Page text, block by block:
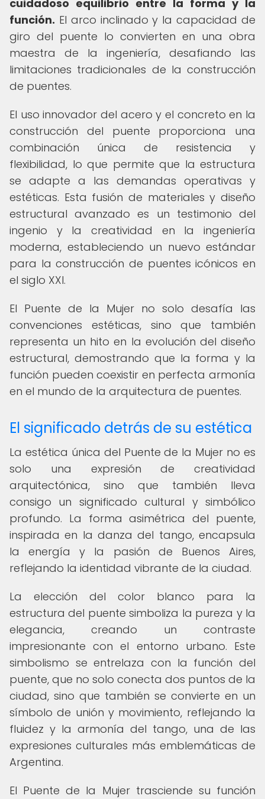
cuidadoso equilibrio entre la forma y la
función. El arco inclinado y la capacidad de
giro del puente lo convierten en una obra
maestra de la ingeniería, desafiando las
limitaciones tradicionales de la construcción
de puentes.
El uso innovador del acero y el concreto en la
construcción del puente proporciona una
combinación única de resistencia y
flexibilidad, lo que permite que la estructura
se adapte a las demandas operativas y
estéticas. Esta fusión de materiales y diseño
estructural avanzado es un testimonio del
ingenio y la creatividad en la ingeniería
moderna, estableciendo un nuevo estándar
para la construcción de puentes icónicos en
el siglo XXI.
El Puente de la Mujer no solo desafía las
convenciones estéticas, sino que también
representa un hito en la evolución del diseño
estructural, demostrando que la forma y la
función pueden coexistir en perfecta armonía
en el mundo de la arquitectura de puentes.
El significado detrás de su estética
La estética única del Puente de la Mujer no es
solo una expresión de creatividad
arquitectónica, sino que también lleva
consigo un significado cultural y simbólico
profundo. La forma asimétrica del puente,
inspirada en la danza del tango, encapsula
la energía y la pasión de Buenos Aires,
reflejando la identidad vibrante de la ciudad.
La elección del color blanco para la
estructura del puente simboliza la pureza y la
elegancia, creando un contraste
impresionante con el entorno urbano. Este
simbolismo se entrelaza con la función del
puente, que no solo conecta dos puntos de la
ciudad, sino que también se convierte en un
símbolo de unión y movimiento, reflejando la
fluidez y la armonía del tango, una de las
expresiones culturales más emblemáticas de
Argentina.
El Puente de la Mujer trasciende su función